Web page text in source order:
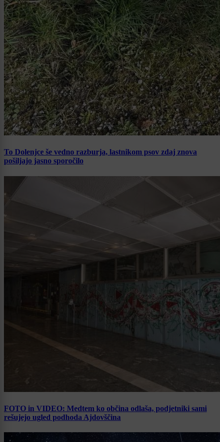
To Dolenjce še vedno razburja, lastnikom psov zdaj znova
pošiljajo jasno sporočilo
FOTO in VIDEO: Medtem ko občina odlaša, podjetniki sami
rešujejo ugled podhoda Ajdovščina